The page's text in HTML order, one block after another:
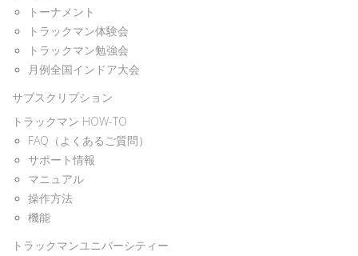
トーナメント
トラックマン体験会
トラックマン勉強会
月例全国インドア大会
サブスクリプション
トラックマン HOW-TO
FAQ（よくあるご質問）
サポート情報
マニュアル
操作方法
機能
トラックマンユニバーシティー